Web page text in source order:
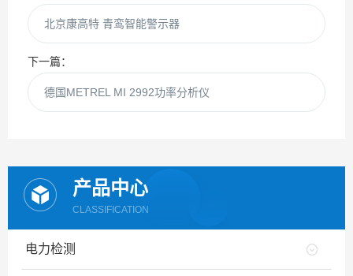
北京康高特 青鸾智能警示器
下一篇：
德国METREL MI 2992功率分析仪
产品中心
CLASSIFICATION
电力检测